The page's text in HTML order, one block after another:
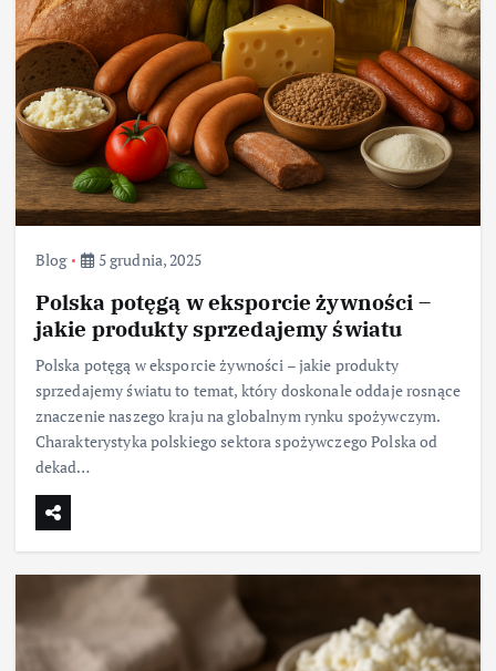
Blog 5 grudnia, 2025
Polska potęgą w eksporcie żywności –
jakie produkty sprzedajemy światu
Polska potęgą w eksporcie żywności – jakie produkty
sprzedajemy światu to temat, który doskonale oddaje rosnące
znaczenie naszego kraju na globalnym rynku spożywczym.
Charakterystyka polskiego sektora spożywczego Polska od
dekad…